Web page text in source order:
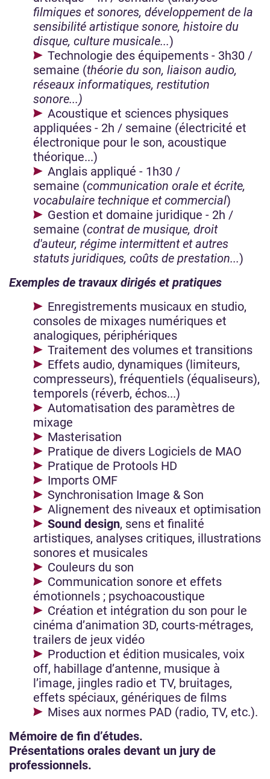
filmiques et sonores, développement de la
sensibilité artistique sonore, histoire du
disque, culture musicale...)
Technologie des équipements - 3h30 /
semaine (théorie du son, liaison audio,
réseaux informatiques, restitution
sonore...)
Acoustique et sciences physiques
appliquées - 2h / semaine (électricité et
électronique pour le son, acoustique
théorique...)
Anglais appliqué - 1h30 /
semaine (communication orale et écrite,
vocabulaire technique et commercial)
Gestion et domaine juridique - 2h /
semaine (contrat de musique, droit
d'auteur, régime intermittent et autres
statuts juridiques, coûts de prestation...)
Exemples de travaux dirigés et pratiques
Enregistrements musicaux en studio,
consoles de mixages numériques et
analogiques, périphériques
Traitement des volumes et transitions
Effets audio, dynamiques (limiteurs,
compresseurs), fréquentiels (équaliseurs),
temporels (réverb, échos...)
Automatisation des paramètres de
mixage
Masterisation
Pratique de divers Logiciels de MAO
Pratique de Protools HD
Imports OMF
Synchronisation Image & Son
Alignement des niveaux et optimisation
Sound design, sens et finalité
artistiques, analyses critiques, illustrations
sonores et musicales
Couleurs du son
Communication sonore et effets
émotionnels ; psychoacoustique
Création et intégration du son pour le
cinéma d’animation 3D, courts-métrages,
trailers de jeux vidéo
Production et édition musicales, voix
off, habillage d’antenne, musique à
l’image, jingles radio et TV, bruitages,
effets spéciaux, génériques de films
Mises aux normes PAD (radio, TV, etc.).
Mémoire de fin d’études.
Présentations orales devant un jury de
professionnels.